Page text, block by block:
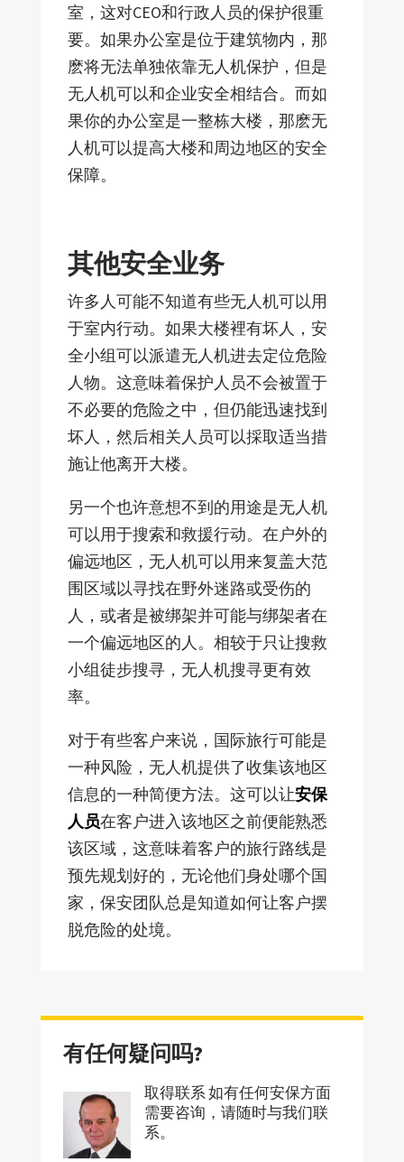
室，这对CEO和行政人员的保护很重
要。如果办公室是位于建筑物内，那
麽将无法单独依靠无人机保护，但是
无人机可以和企业安全相结合。而如
果你的办公室是一整栋大楼，那麽无
人机可以提高大楼和周边地区的安全
保障。
其他安全业务
许多人可能不知道有些无人机可以用
于室内行动。如果大楼裡有坏人，安
全小组可以派遣无人机进去定位危险
人物。这意味着保护人员不会被置于
不必要的危险之中，但仍能迅速找到
坏人，然后相关人员可以採取适当措
施让他离开大楼。
另一个也许意想不到的用途是无人机
可以用于搜索和救援行动。在户外的
偏远地区，无人机可以用来复盖大范
围区域以寻找在野外迷路或受伤的
人，或者是被绑架并可能与绑架者在
一个偏远地区的人。相较于只让搜救
小组徒步搜寻，无人机搜寻更有效
率。
对于有些客户来说，国际旅行可能是
一种风险，无人机提供了收集该地区
信息的一种简便方法。这可以让安保
人员在客户进入该地区之前便能熟悉
该区域，这意味着客户的旅行路线是
预先规划好的，无论他们身处哪个国
家，保安团队总是知道如何让客户摆
脱危险的处境。
有任何疑问吗?
取得联系 如有任何安保方面
需要咨询，请随时与我们联
系。